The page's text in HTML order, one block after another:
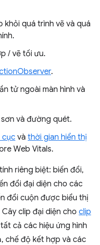
khỏi quá trình vẽ và quá
/ vẽ tối ưu.
.
tử ngoài màn hình và
và đường quét.
cục và thời gian hiển thị
Web Vitals.
riêng biệt: biến đổi,
đổi đại diện cho các
đổi cuộn được biểu thị
clip đại diện cho clip
cả các hiệu ứng hình
chế độ kết hợp và các